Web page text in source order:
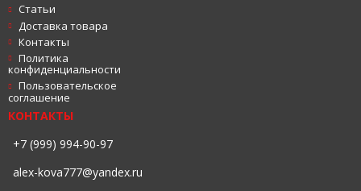
Статьи
Доставка товара
Контакты
Политика
конфиденциальности
Пользовательское
соглашение
КОНТАКТЫ
+7 (999) 994-90-97
alex-kova777@yandex.ru